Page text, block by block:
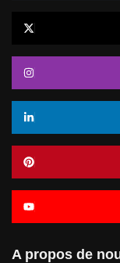
A propos de